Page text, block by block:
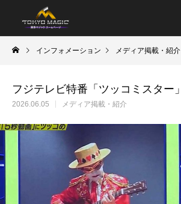
インフォメーション メディア掲載・紹介
フジテレビ特番「ツッコミスター」
2026.06.05 メディア掲載・紹介